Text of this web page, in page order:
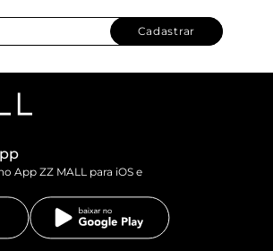
Cadastrar
App ZZ MALL para iOS e